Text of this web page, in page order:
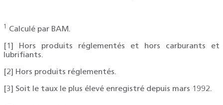
1 Calculé par BAM.
[1] Hors produits réglementés et hors carburants et
lubrifiants.
[2] Hors produits réglementés.
[3] Soit le taux le plus élevé enregistré depuis mars 1992.